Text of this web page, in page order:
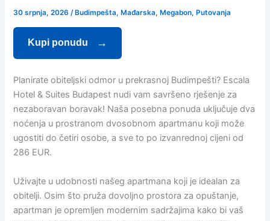
30 srpnja, 2026/ Budimpešta, Mađarska, Megabon, Putovanja
Kupi ponudu
Planirate obiteljski odmor u prekrasnoj Budimpešti? Escala
Hotel & Suites Budapest nudi vam savršeno rješenje za
nezaboravan boravak! Naša posebna ponuda uključuje dva
noćenja u prostranom dvosobnom apartmanu koji može
ugostiti do četiri osobe, a sve to po izvanrednoj cijeni od
286 EUR.
Uživajte u udobnosti našeg apartmana koji je idealan za
obitelji. Osim što pruža dovoljno prostora za opuštanje,
apartman je opremljen modernim sadržajima kako bi vaš